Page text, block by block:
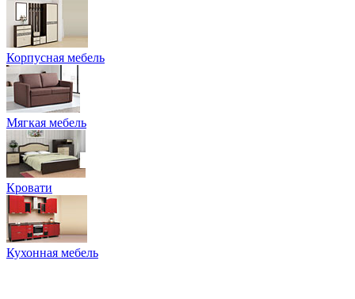
Корпусная мебель
Мягкая мебель
Кровати
Кухонная мебель